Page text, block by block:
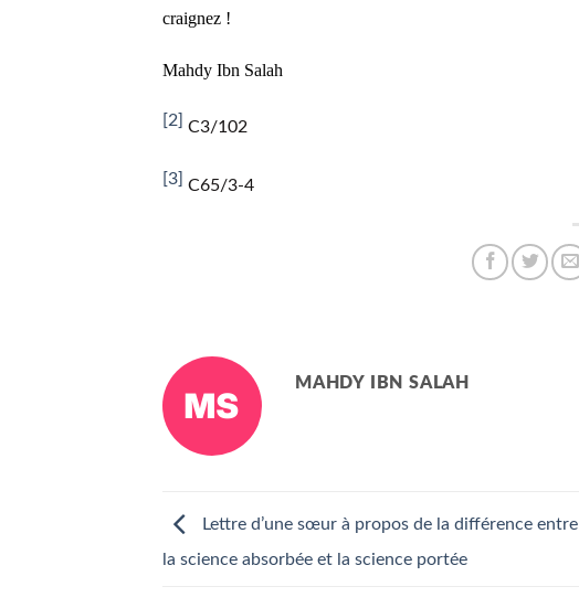
craignez !
Mahdy Ibn Salah
[2] C3/102
[3] C65/3-4
MAHDY IBN SALAH
Lettre d’une sœur à propos de la différence entre
la science absorbée et la science portée